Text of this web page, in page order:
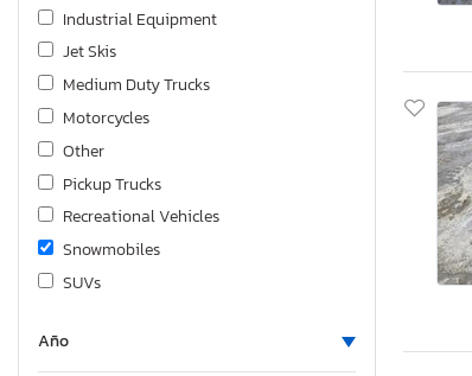
Industrial Equipment
Jet Skis
Medium Duty Trucks
Motorcycles
Other
Pickup Trucks
Recreational Vehicles
Snowmobiles
SUVs
Heavy Duty Trucks
Año